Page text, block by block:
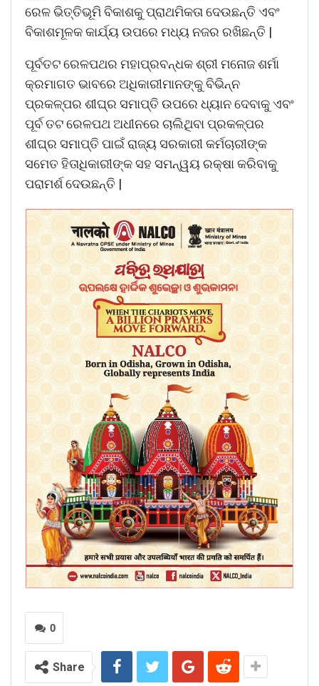
ରେଳ ଭିତ୍ତିଭୂମି ବିକାଶକୁ ପ୍ରାଥମିକତା ଦେଉଛନ୍ତି ଏବଂ
ବିକାଶମୂଳକ କାର୍ଯ୍ୟ ଉପରେ ମଧ୍ୟ ନଜର ରଖିଛନ୍ତି |
ପୂର୍ବତଟ ରେଳପଥର ମହାପ୍ରବନ୍ଧକ ଶ୍ରୀ ମନୋଜ ଶର୍ମା
କ୍ରମାଗତ ଭାବରେ ଅଧିକାରୀମାନଙ୍କୁ ବିଭିନ୍ନ
ପ୍ରକଳ୍ପର ଶୀଘ୍ର ସମାପ୍ତି ଉପରେ ଧ୍ୟାନ ଦେବାକୁ ଏବଂ
ପୂର୍ବ ତଟ ରେଳପଥ ଅଧୀନରେ ଚାଲିଥିବା ପ୍ରକଳ୍ପର
ଶୀଘ୍ର ସମାପ୍ତି ପାଇଁ ରାଜ୍ୟ ସରକାରୀ କର୍ମଚାରୀଙ୍କ
ସମେତ ହିତାଧିକାରୀଙ୍କ ସହ ସମନ୍ୱୟ ରକ୍ଷା କରିବାକୁ
ପରାମର୍ଶ ଦେଉଛନ୍ତି |
0
Share